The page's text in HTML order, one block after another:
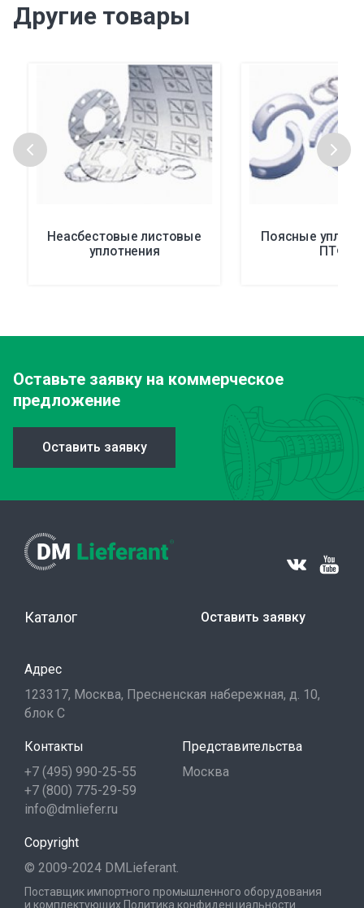
Другие товары
Неасбестовые листовые
уплотнения
Поясные
ПТФЭ
Оставьте заявку на коммерческое
предложение
Оставить заявку
Каталог Оставить заявку
Адрес
123317, Москва, Пресненская набережная, д. 10,
блок С
Контакты
+7 (495) 990-25-55
+7 (800) 775-29-59
info@dmliefer.ru
Представительства
Москва
Copyright
© 2009-2024 DMLieferant.
Поставщик импортного промышленного оборудования
и комплектующих Политика конфиденциальности